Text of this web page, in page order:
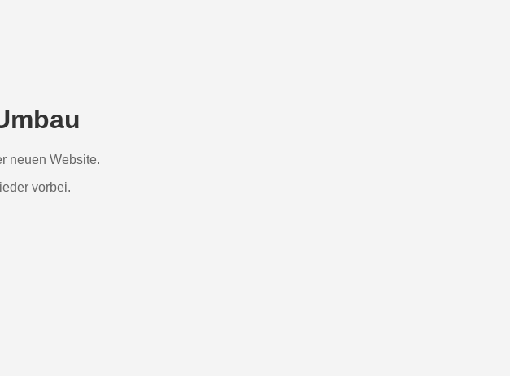
neuen Website.
vorbei.